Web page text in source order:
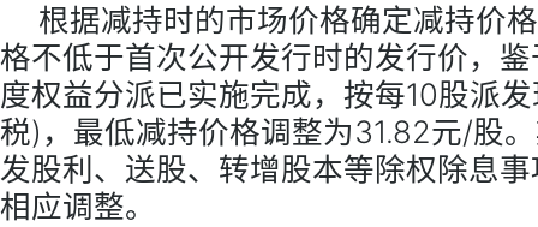
根据减持时的市场价格确定减持价
格不低于首次公开发行时的发行价，
度权益分派已实施完成，按每10股派
税)，最低减持价格调整为31.82元/股
发股利、送股、转增股本等除权除息
相应调整。